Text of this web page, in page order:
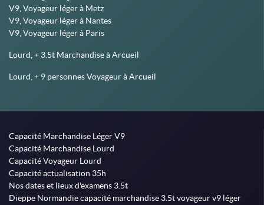
V9, Voyageur léger à Metz
V9, Voyageur léger à Nantes
V9, Voyageur léger à Paris
Lourd, + 3.5t Marchandise à Arcueil
Lourd, + 9 personnes Voyageur à Arcueil
Capacité Marchandise Léger V9
Capacité Marchandise Lourd
Capacité Voyageur Lourd
Capacité actualisation 35h
Nos dates et lieux d'examens 3.5t
Dieppe Normandie capacité marchandise 3.5t voyageur v9 léger